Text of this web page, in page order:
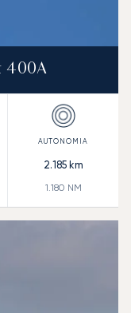
400A
2.185km
1.180 NM